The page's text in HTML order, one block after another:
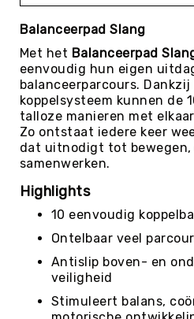
Honk-
&
Softbal
Jeu
de
Boules
KanJam
Kin-
Ball
Omnikin®
Klimmen
Korfbal
Knotshockey
Lacrosse
Mountainbiken
Balanceerpad Slang
Met het Balanceerpad
eenvoudig hun eigen
balanceerparcours.
koppelsysteem kunnen de
talloze manieren met
Zo ontstaat iedere keer
dat uitnodigt tot bewegen,
samenwerken.
Highlights
10 eenvoudig
Ontelbaar veel
Antislip boven- en
veiligheid
Stimuleert balans,